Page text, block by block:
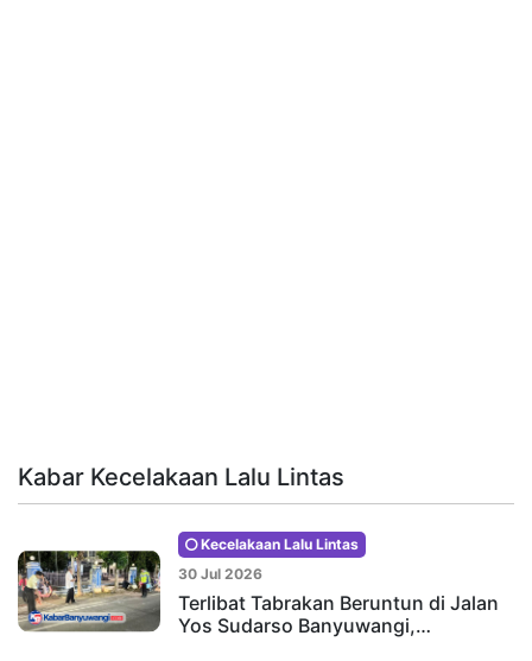
Kabar Kecelakaan Lalu Lintas
Kecelakaan Lalu Lintas
30 Jul 2026
Terlibat Tabrakan Beruntun di Jalan
Yos Sudarso Banyuwangi,…